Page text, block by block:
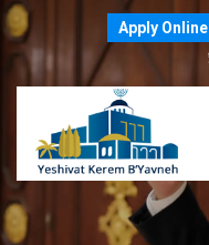
Apply Online